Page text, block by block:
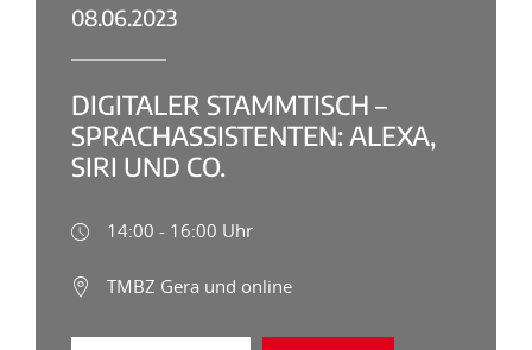
08.06.2023
DIGITALER STAMMTISCH –
SPRACHASSISTENTEN: ALEXA,
SIRI UND CO.
14:00 - 16:00 Uhr
TMBZ Gera und online